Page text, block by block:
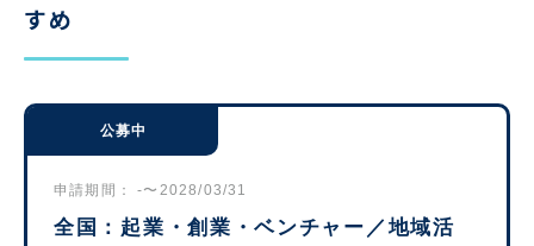
すめ
公募中
申請期間： -〜2028/03/31
全国：起業・創業・ベンチャー／地域活